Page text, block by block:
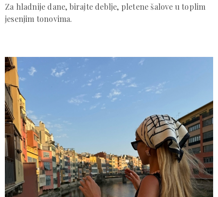
Za hladnije dane, birajte deblje, pletene šalove u toplim
jesenjim tonovima.